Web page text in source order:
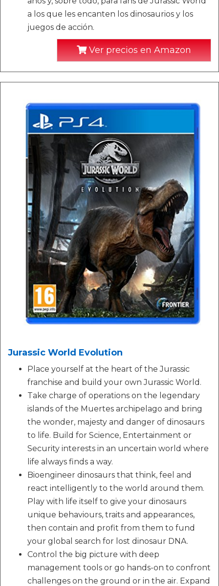
a los que les encanten los dinosaurios y los
juegos de acción.
Ver precios en Amazon
Jurassic World Evolution
Place yourself at the heart of the Jurassic
franchise and build your own Jurassic World.
Take charge of operations on the legendary
islands of the Muertes archipelago and bring
the wonder, majesty and danger of dinosaurs
to life. Build for Science, Entertainment or
Security interests in an uncertain world where
life always finds a way.
Bioengineer dinosaurs that think, feel and
react intelligently to the world around them.
Play with life itself to give your dinosaurs
unique behaviours, traits and appearances,
then contain and profit from them to fund
your global search for lost dinosaur DNA.
Control the big picture with deep
management tools or go hands-on to confront
challenges on the ground or in the air. Expand